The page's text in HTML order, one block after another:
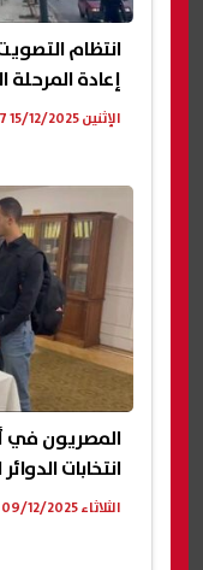
انتظام
إعادة المرحلة
الإثنين 15/12/2025 10:47 ص
المصريون في
انتخابات
الثلاثاء 09/12/2025 11:04 ص